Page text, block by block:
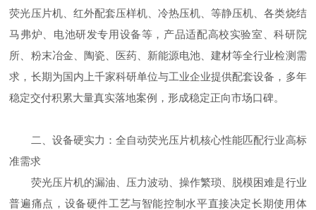
荧光压片机、红外配套压样机、冷热压机、等静压机、各类烧结
马弗炉、电池研发专用设备等，产品适配高校实验室、科研院
所、粉末冶金、陶瓷、医药、新能源电池、建材等全行业检测需
求，长期为国内上千家科研单位与工业企业提供配套设备，多年
稳定交付积累大量真实落地案例，形成稳定正向市场口碑。
二、设备硬实力：全自动荧光压片机核心性能匹配行业高标
准需求
荧光压片机的漏油、压力波动、操作繁琐、脱模困难是行业
普遍痛点，设备硬件工艺与智能控制水平直接决定长期使用体